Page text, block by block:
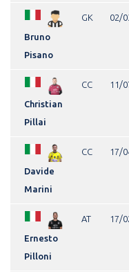
Bruno
Pisano
GK 02/
Christian
Pillai
CC 11/
Davide
Marini
CC 17/
Ernesto
Pilloni
AT 17/